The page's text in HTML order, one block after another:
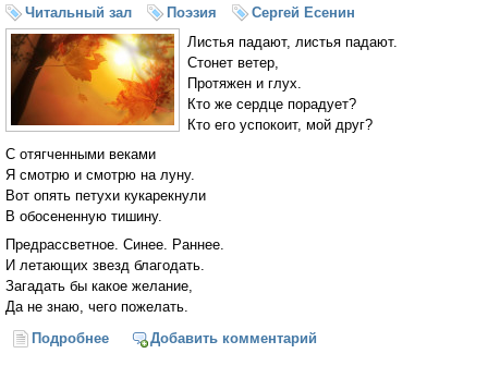
Читальный зал Поэзия
Сергей Есенин
Листья падают, листья падают.
Стонет ветер,
Протяжен и глух.
Кто же сердце порадует?
Кто его успокоит, мой друг?
С отягченными веками
Я смотрю и смотрю на луну.
Вот опять петухи кукарекнули
В обосененную тишину.
Предрассветное. Синее. Раннее.
И летающих звезд благодать.
Загадать бы какое желание,
Да не знаю, чего пожелать.
Подробнее о Листья падают, листья падают (Сергей Есенин)
Добавить комментарий